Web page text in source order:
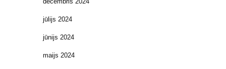
jūlijs 2024
jūnijs 2024
maijs 2024